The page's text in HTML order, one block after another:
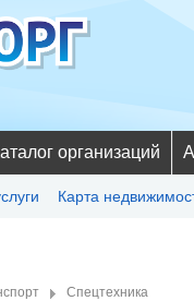
Карта
организаций
Спецтехника